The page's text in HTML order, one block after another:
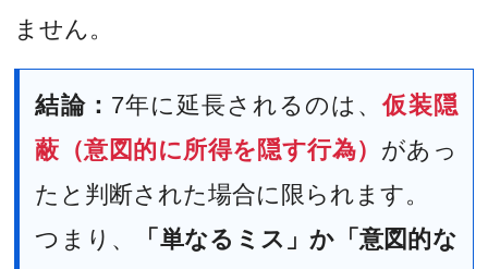
ません。
結論： 7年に延長されるのは、仮装隠
蔽（意図的に所得を隠す行為） があっ
たと判断された場合に限られます。
つまり、
「単なるミス」か「意図的な